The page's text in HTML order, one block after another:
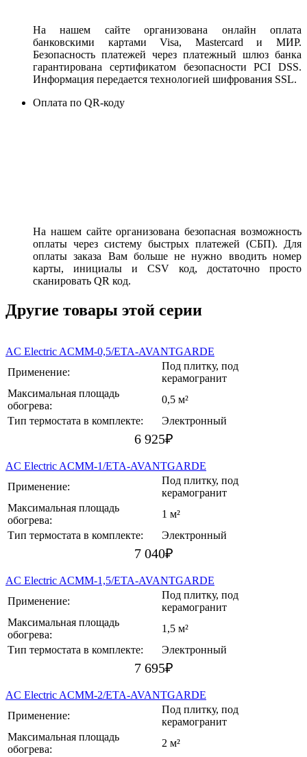
На нашем сайте организована онлайн оплата
банковскими картами Visa, Mastercard и МИР.
Безопасность платежей через платежный шлюз банка
гарантирована сертификатом безопасности PCI DSS.
Информация передается технологией шифрования SSL.
Оплата по QR-коду
На нашем сайте организована безопасная возможность
оплаты через систему быстрых платежей (СБП). Для
оплаты заказа Вам больше не нужно вводить номер
карты, инициалы и CSV код, достаточно просто
сканировать QR код.
Другие товары этой серии
AC Electric ACMM-0,5/ETA-AVANTGARDE
Применение:
Под плитку, под
керамогранит
Максимальная площадь
обогрева:
0,5 м²
Тип термостата в комплекте:
Электронный
6 925₽
AC Electric ACMM-1/ETA-AVANTGARDE
Применение:
Под плитку, под
керамогранит
Максимальная площадь
обогрева:
1 м²
Тип термостата в комплекте:
Электронный
7 040₽
AC Electric ACMM-1,5/ETA-AVANTGARDE
Применение:
Под плитку, под
керамогранит
Максимальная площадь
обогрева:
1,5 м²
Тип термостата в комплекте:
Электронный
7 695₽
AC Electric ACMM-2/ETA-AVANTGARDE
Применение:
Под плитку, под
керамогранит
Максимальная площадь
обогрева:
2 м²